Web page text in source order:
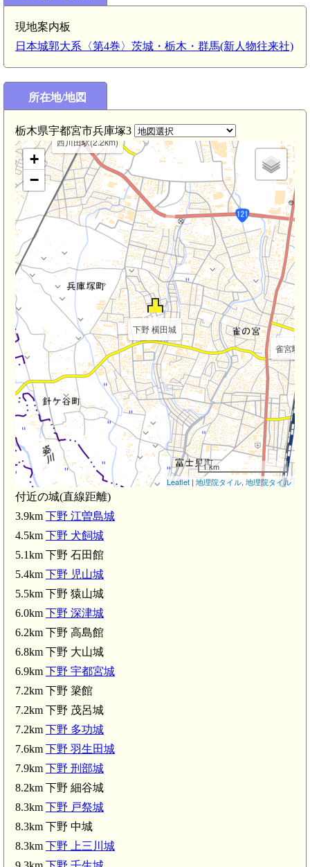
現地案内板
日本城郭大系〈第4巻〉茨城・栃木・群馬(新人物往来社)
所在地/地図
栃木県宇都宮市兵庫塚3
雀宮駅
西川田駅(2.2km)
下野 横田城
下野 児山城(5.4km)
+
−
1 km
Leaflet | 地理院タイル, 地理院タイル
付近の城(直線距離)
3.9km 下野 江曽島城
4.5km 下野 犬飼城
5.1km 下野 石田館
5.4km 下野 児山城
5.5km 下野 猿山城
6.0km 下野 深津城
6.2km 下野 高島館
6.8km 下野 大山城
6.9km 下野 宇都宮城
7.2km 下野 簗館
7.2km 下野 茂呂城
7.2km 下野 多功城
7.6km 下野 羽生田城
7.9km 下野 刑部城
8.2km 下野 細谷城
8.3km 下野 戸祭城
8.3km 下野 中城
8.3km 下野 上三川城